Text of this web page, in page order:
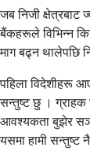
जब निजी क्षेत्रबाट
बैंकहरूले विभिन्न
माग बढ्न थालेपछि
पहिला विदेशीहरू
सन्तुष्ट छु । ग्राहक
आवश्यकता बुझेर
यसमा हामी सन्तुष्ट